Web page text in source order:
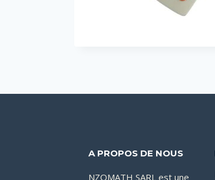
A PROPOS DE NOUS
NZOMATH SARL est une